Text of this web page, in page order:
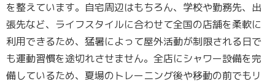
を整えています。自宅周辺はもちろん、学校や勤務先、出
張先など、ライフスタイルに合わせて全国の店舗を柔軟に
利用できるため、猛暑によって屋外活動が制限される日で
も運動習慣を途切れさせません。全店にシャワー設備を完
備しているため、夏場のトレーニング後や移動の前でもリ